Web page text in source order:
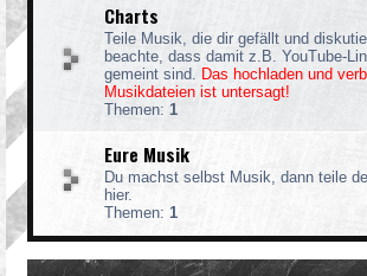
Charts
Teile Musik, die dir gefällt und
beachte, dass damit z.B. YouTube-
gemeint sind. Das hochladen und
Musikdateien ist untersagt!
Themen: 1
Eure Musik
Du machst selbst Musik, dann teile
hier.
Themen: 1